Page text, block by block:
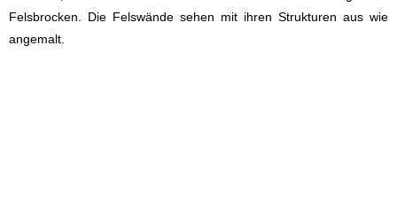
Felsbrocken. Die Felswände sehen mit ihren Strukturen aus wie
angemalt.